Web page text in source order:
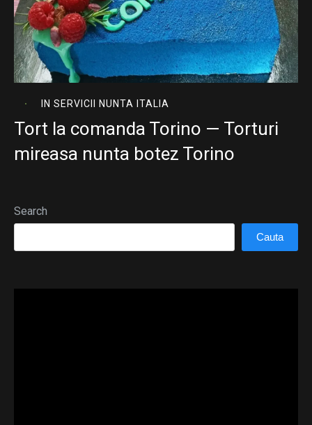
IN SERVICII NUNTA ITALIA
Tort la comanda Torino — Torturi
mireasa nunta botez Torino
Search
Cauta